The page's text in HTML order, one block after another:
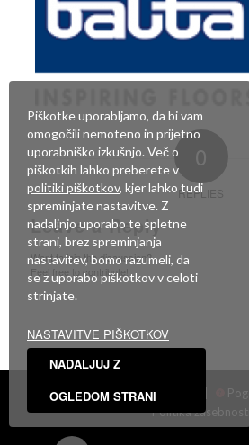
0
REPLIES
Leave a Reply
Want to join the discussion?
Feel free to contribute!
Za objavo komentarja se morate
Facebook | Showroom
Politika zasebnosti
Piškotke uporabljamo, da bi vam
omogočili nemoteno in prijetno
uporabniško izkušnjo. Več o
piškotkih lahko preberete v
politiki piškotkov, kjer lahko tudi
spreminjate nastavitve. Z
nadaljnjo uporabo te spletne
strani, brez spreminjanja
nastavitev, bomo razumeli, da
se z uporabo piškotkov v celoti
strinjate.
NASTAVITVE PIŠKOTKOV
NADALJUJ Z
OGLEDOM STRANI